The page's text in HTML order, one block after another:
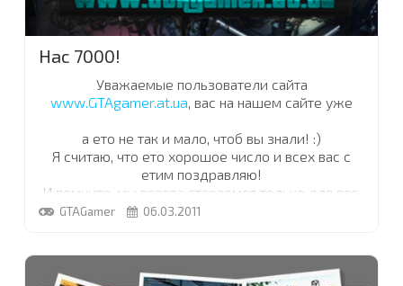
Нас 7000!
Уважаемые пользователи сайта
www.GTAgamer.at.ua, вас на нашем сайте уже
а ето не так и мало, чтоб вы знали! :)
Я считаю, что ето хорошое число и всех вас с
етим поздравляю!
И помните, мы всегда стараемся только для вас,
дорогие пользователи, так как,
Оставайтесь с нами, все лучшее впереди!
GTAGamer 06.03.2011